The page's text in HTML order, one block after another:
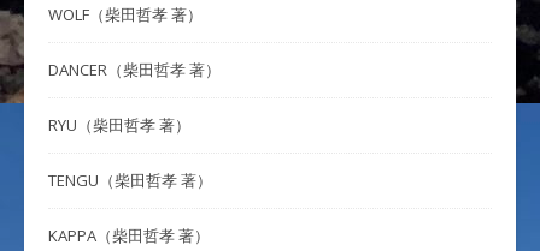
WOLF（柴田哲孝 著）
DANCER（柴田哲孝 著）
RYU（柴田哲孝 著）
TENGU（柴田哲孝 著）
KAPPA（柴田哲孝 著）